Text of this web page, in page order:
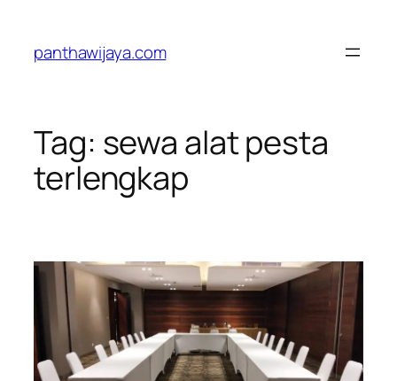
konten
panthawijaya.com
Tag: sewa alat pesta
terlengkap